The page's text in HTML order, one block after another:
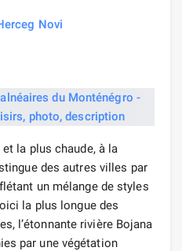
Novi
la plus chaude, à la
des autres villes par
un mélange de styles
la plus longue des
l’étonnante rivière Bojana
par une végétation